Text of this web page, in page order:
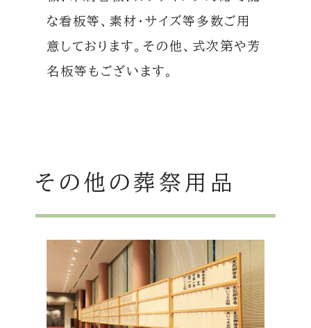
な看板等、素材・サイズ等多数ご用
意しております。その他、式次第や芳
名板等もございます。
その他の葬祭用品